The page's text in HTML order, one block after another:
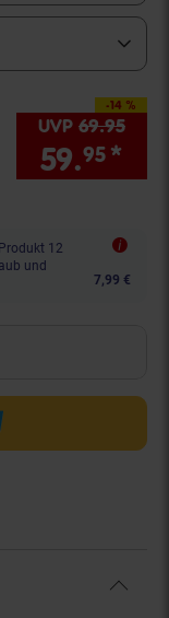
-14 %
Sie Sparen 14
UVP 69.95
59.95 *
12
und
7,99 €